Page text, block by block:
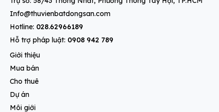
Info@thuvienbatdongsan.com
Hotline: 028.62966189
Hỗ trợ pháp luật: 0908 942 789
Giới thiệu
Mua bán
Cho thuê
Dự án
Môi giới